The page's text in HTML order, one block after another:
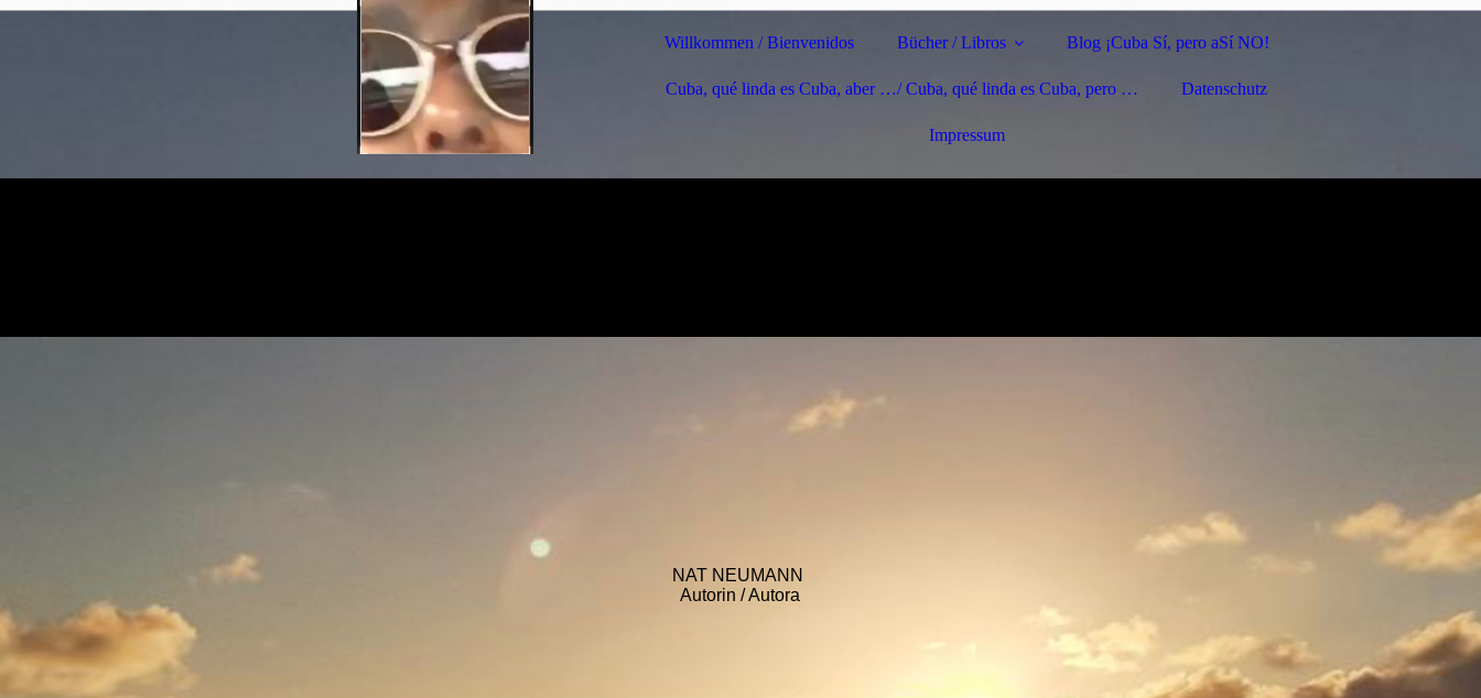
Willkommen / Bienvenidos Bücher / Libros Blog ¡Cuba Sí, pero aSí NO!
Cuba, qué linda es Cuba, aber …/ Cuba, qué linda es Cuba, pero … Datenschutz
Impressum
NAT NEUMANN
Autorin / Autora